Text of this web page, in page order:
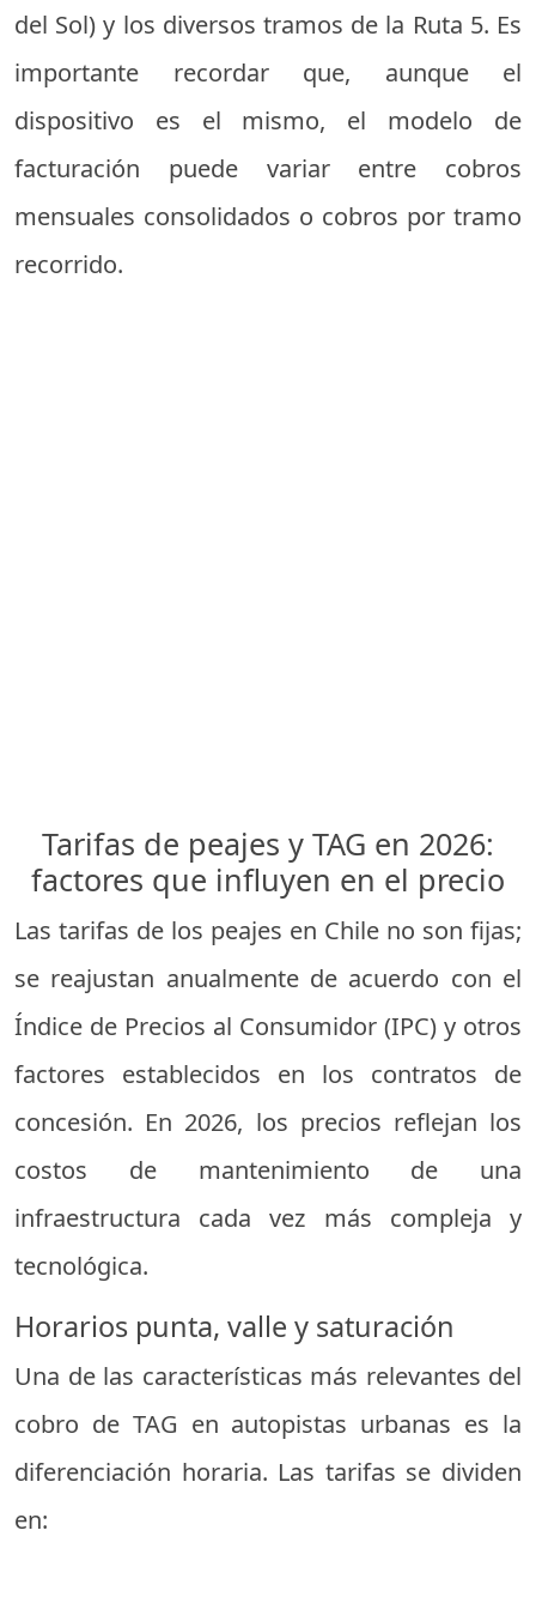
del Sol) y los diversos tramos de la Ruta 5. Es
importante recordar que, aunque el
dispositivo es el mismo, el modelo de
facturación puede variar entre cobros
mensuales consolidados o cobros por tramo
recorrido.
Tarifas de peajes y TAG en 2026:
factores que influyen en el precio
Las tarifas de los peajes en Chile no son fijas;
se reajustan anualmente de acuerdo con el
Índice de Precios al Consumidor (IPC) y otros
factores establecidos en los contratos de
concesión. En 2026, los precios reflejan los
costos de mantenimiento de una
infraestructura cada vez más compleja y
tecnológica.
Horarios punta, valle y saturación
Una de las características más relevantes del
cobro de TAG en autopistas urbanas es la
diferenciación horaria. Las tarifas se dividen
en: